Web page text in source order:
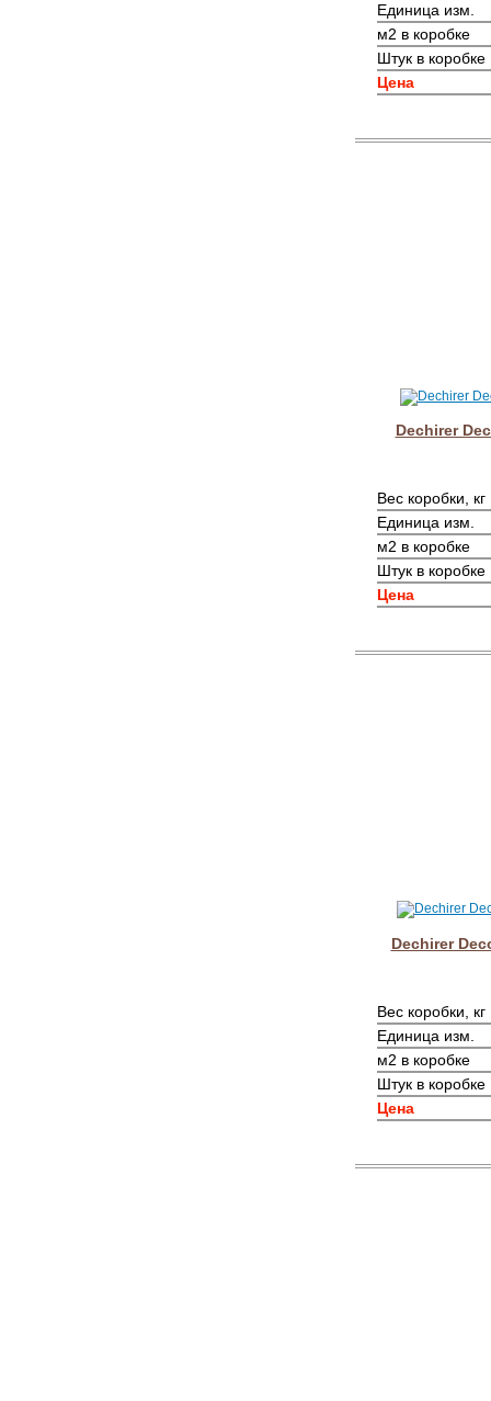
Единица изм.
м2 в коробке
Штук в коробке
Цена
Dechirer
Вес коробки, кг
Единица изм.
м2 в коробке
Штук в коробке
Цена
Dechirer
Вес коробки, кг
Единица изм.
м2 в коробке
Штук в коробке
Цена